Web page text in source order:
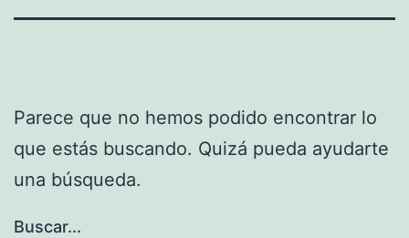
Parece que no hemos podido encontrar lo
que estás buscando. Quizá pueda ayudarte
una búsqueda.
Buscar...